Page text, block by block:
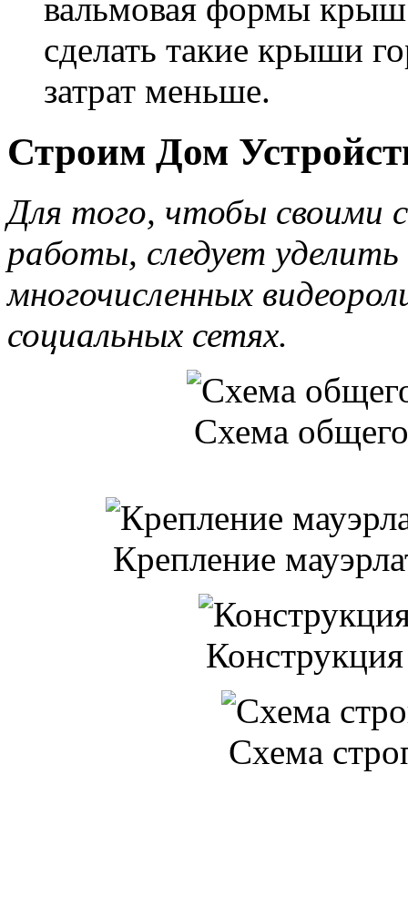
вальмовая формы
сделать такие крыши
затрат меньше.
Строим Дом
Для того, чтобы своими
работы, следует
многочисленных
социальных сетях.
Схема
Крепление
Схема